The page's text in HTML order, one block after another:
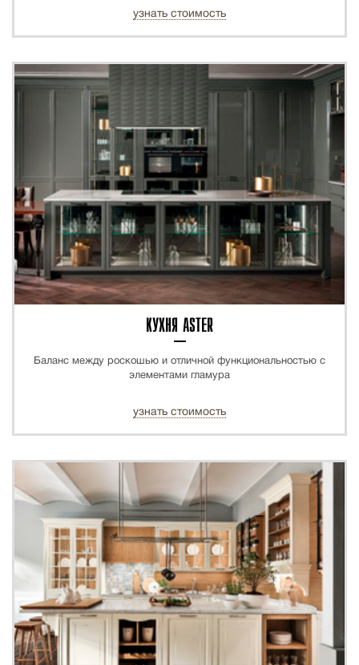
узнать стоимость
КУХНЯ ASTER
Баланс между роскошью и отличной функциональностью с
элементами гламура
узнать стоимость